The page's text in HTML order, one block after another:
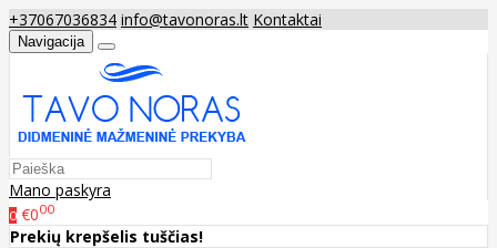
+37067036834 info@tavonoras.lt Kontaktai
Navigacija
Mano paskyra
0 €000
Prekių krepšelis tuščias!